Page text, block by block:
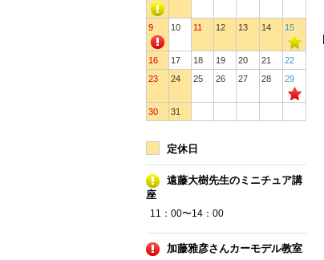
9 10 11 12 13 14 15
16 17 18 19 20 21
22
23
24 25 26 27 28 29
30 31
定休日
遠藤大樹先生のミニチュア講
座
11：00〜14：00
加藤雅彦さんカーモデル教室